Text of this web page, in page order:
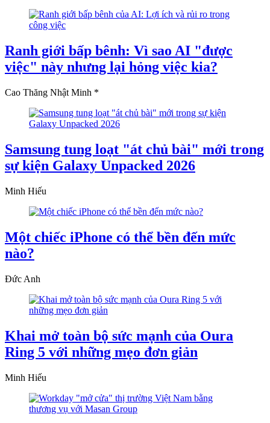
Ranh giới bấp bênh: Vì sao AI "được
việc" này nhưng lại hỏng việc kia?
Cao Thăng Nhật Minh *
Samsung tung loạt "át chủ bài" mới trong
sự kiện Galaxy Unpacked 2026
Minh Hiếu
Một chiếc iPhone có thể bền đến mức
nào?
Đức Anh
Khai mở toàn bộ sức mạnh của Oura
Ring 5 với những mẹo đơn giản
Minh Hiếu